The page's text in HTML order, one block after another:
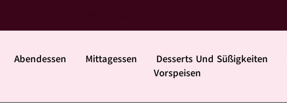
Abendessen Mittagessen Desserts Und Süßigkeiten
Vorspeisen